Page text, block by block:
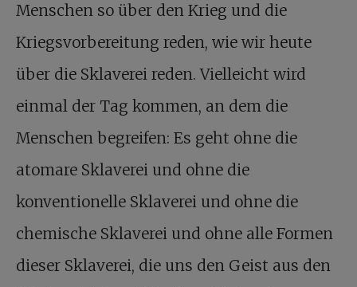
Menschen so über den Krieg und die
Kriegsvorbereitung reden, wie wir heute
über die Sklaverei reden. Vielleicht wird
einmal der Tag kommen, an dem die
Menschen begreifen: Es geht ohne die
atomare Sklaverei und ohne die
konventionelle Sklaverei und ohne die
chemische Sklaverei und ohne alle Formen
dieser Sklaverei, die uns den Geist aus den